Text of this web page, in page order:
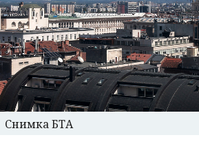
Снимка БТА